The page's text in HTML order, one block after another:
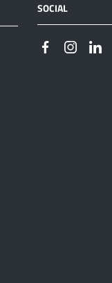
SOCIAL